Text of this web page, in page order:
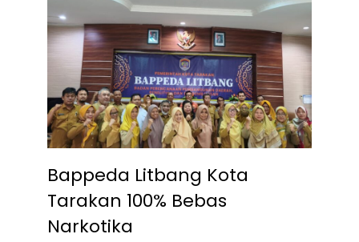
Bappeda Litbang Kota
Tarakan 100% Bebas
Narkotika